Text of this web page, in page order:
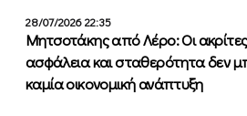
28/07/2026 22:35
Μητσοτάκης από Λέρο: Οι
ασφάλεια και σταθερότητα δεν
καμία οικονομική ανάπτυξη